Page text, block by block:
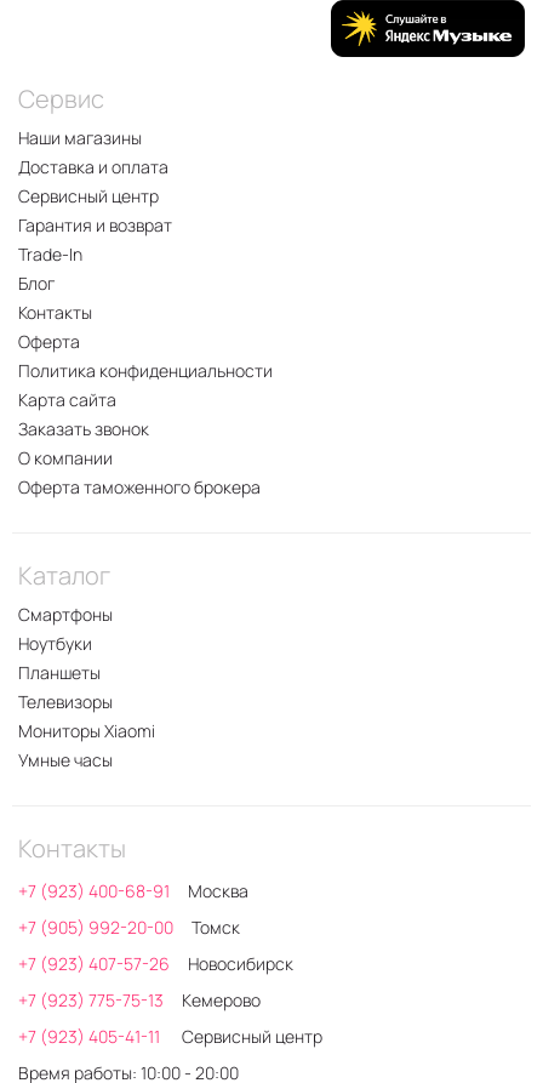
Сервис
Наши магазины
Доставка и оплата
Сервисный центр
Гарантия и возврат
Trade-In
Блог
Контакты
Оферта
Политика конфиденциальности
Карта сайта
Заказать звонок
О компании
Оферта таможенного брокера
Каталог
Смартфоны
Ноутбуки
Планшеты
Телевизоры
Мониторы Xiaomi
Умные часы
Контакты
+7 (923) 400-68-91
Москва
+7 (905) 992-20-00
Томск
+7 (923) 407-57-26
Новосибирск
+7 (923) 775-75-13
Кемерово
+7 (923) 405-41-11
Сервисный центр
Время работы: 10:00 - 20:00